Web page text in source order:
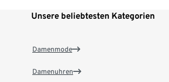
Unsere beliebtesten Kategorien
Damenmode
Damenuhren